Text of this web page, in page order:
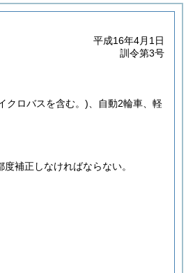
平成16年4月1日
訓令第3号
クロバスを含む。) 、自動2輪車、軽
補正しなければならない。